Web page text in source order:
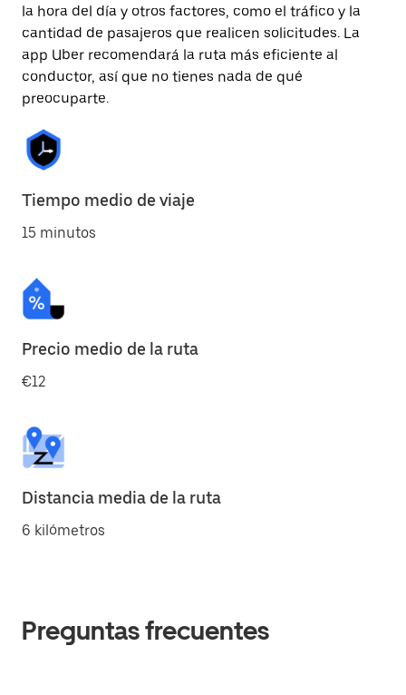
la hora del día y otros factores, como el tráfico y la
cantidad de pasajeros que realicen solicitudes. La
app Uber recomendará la ruta más eficiente al
conductor, así que no tienes nada de qué
preocuparte.
Tiempo medio de viaje
15 minutos
Precio medio de la ruta
€12
Distancia media de la ruta
6 kilómetros
Preguntas frecuentes